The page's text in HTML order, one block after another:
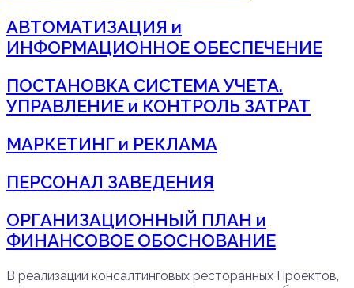
АВТОМАТИЗАЦИЯ и
ИНФОРМАЦИОННОЕ ОБЕСПЕЧЕНИЕ
ПОСТАНОВКА СИСТЕМА УЧЕТА.
УПРАВЛЕНИЕ и КОНТРОЛЬ ЗАТРАТ
МАРКЕТИНГ и РЕКЛАМА
ПЕРСОНАЛ ЗАВЕДЕНИЯ
ОРГАНИЗАЦИОННЫЙ ПЛАН и
ФИНАНСОВОЕ ОБОСНОВАНИЕ
В реализации консалтинговых ресторанных Проектов,